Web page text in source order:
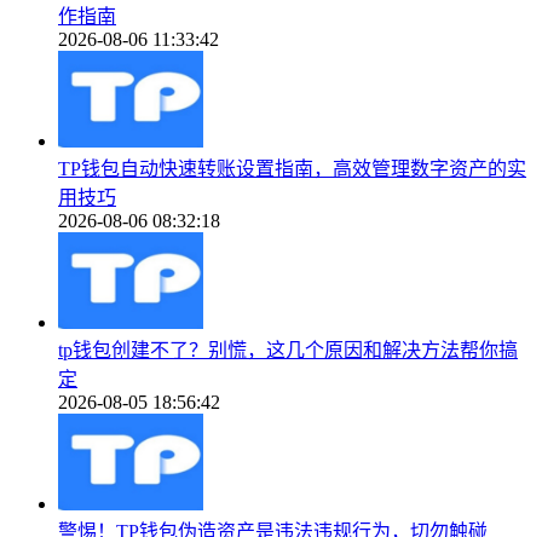
作指南
2026-08-06 11:33:42
TP钱包自动快速转账设置指南，高效管理数字资产的实
用技巧
2026-08-06 08:32:18
tp钱包创建不了？别慌，这几个原因和解决方法帮你搞
定
2026-08-05 18:56:42
警惕！TP钱包伪造资产是违法违规行为，切勿触碰